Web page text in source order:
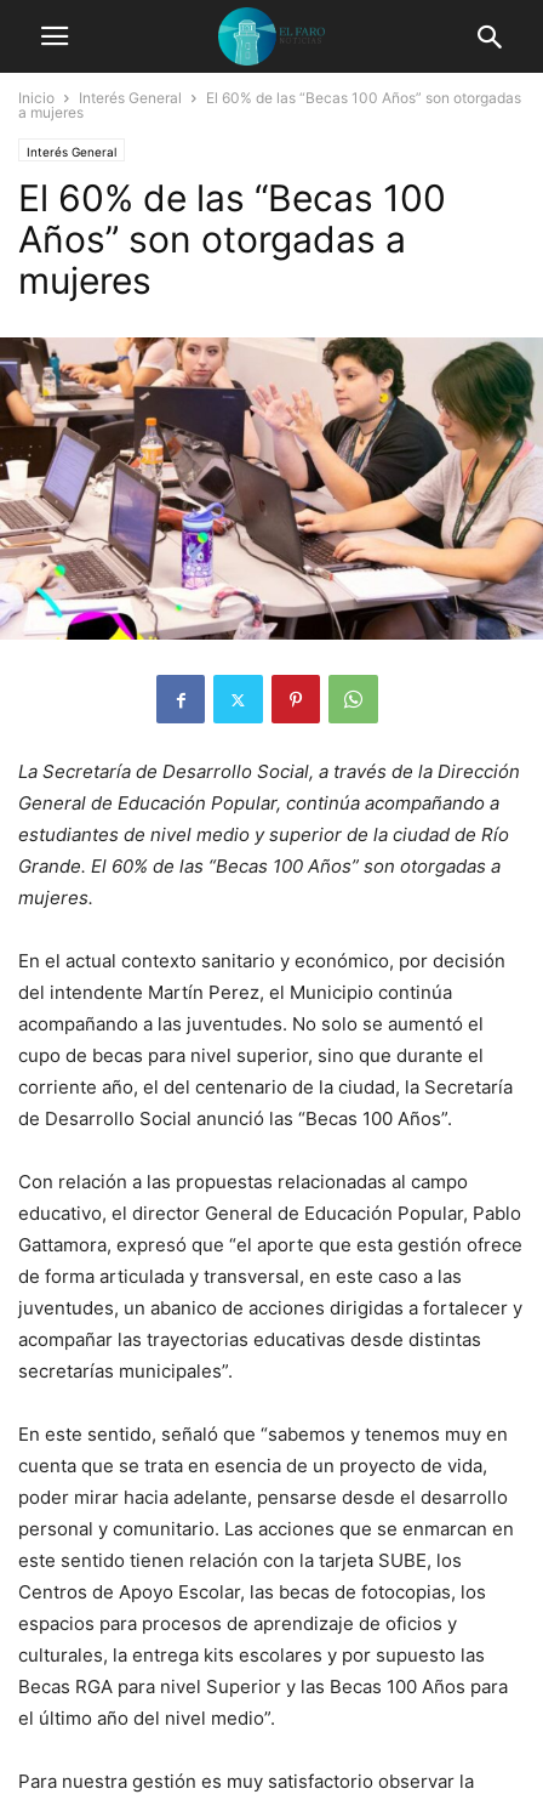
Inicio Interés General
El 60% de las “Becas 100 Años” son otorgadas
a mujeres
Interés General
El 60% de las “Becas 100
Años” son otorgadas a
mujeres
La Secretaría de Desarrollo Social, a través de la Dirección
General de Educación Popular, continúa acompañando a
estudiantes de nivel medio y superior de la ciudad de Río
Grande. El 60% de las “Becas 100 Años” son otorgadas a
mujeres.
En el actual contexto sanitario y económico, por decisión
del intendente Martín Perez, el Municipio continúa
acompañando a las juventudes. No solo se aumentó el
cupo de becas para nivel superior, sino que durante el
corriente año, el del centenario de la ciudad, la Secretaría
de Desarrollo Social anunció las “Becas 100 Años”.
Con relación a las propuestas relacionadas al campo
educativo, el director General de Educación Popular, Pablo
Gattamora, expresó que “el aporte que esta gestión ofrece
de forma articulada y transversal, en este caso a las
juventudes, un abanico de acciones dirigidas a fortalecer y
acompañar las trayectorias educativas desde distintas
secretarías municipales”.
En este sentido, señaló que “sabemos y tenemos muy en
cuenta que se trata en esencia de un proyecto de vida,
poder mirar hacia adelante, pensarse desde el desarrollo
personal y comunitario. Las acciones que se enmarcan en
este sentido tienen relación con la tarjeta SUBE, los
Centros de Apoyo Escolar, las becas de fotocopias, los
espacios para procesos de aprendizaje de oficios y
culturales, la entrega kits escolares y por supuesto las
Becas RGA para nivel Superior y las Becas 100 Años para
el último año del nivel medio”.
Para nuestra gestión es muy satisfactorio observar la